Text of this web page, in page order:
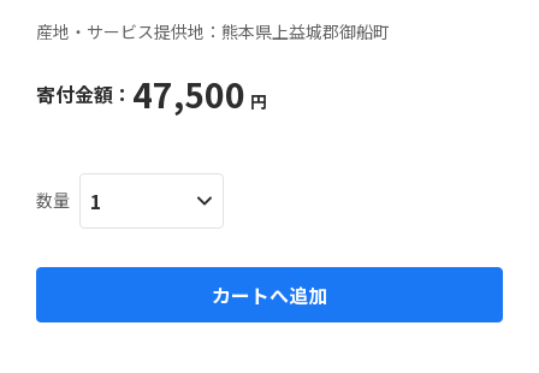
産地・サービス提供地： 熊本県上益城郡御船町
寄付金額： 47,500 円
数量
カートへ追加